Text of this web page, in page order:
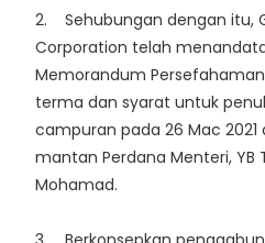
2. Sehubungan dengan itu,
Corporation telah
Memorandum
terma dan syarat untuk
campuran pada 26 Mac 2021
mantan Perdana Menteri, YB
Mohamad.